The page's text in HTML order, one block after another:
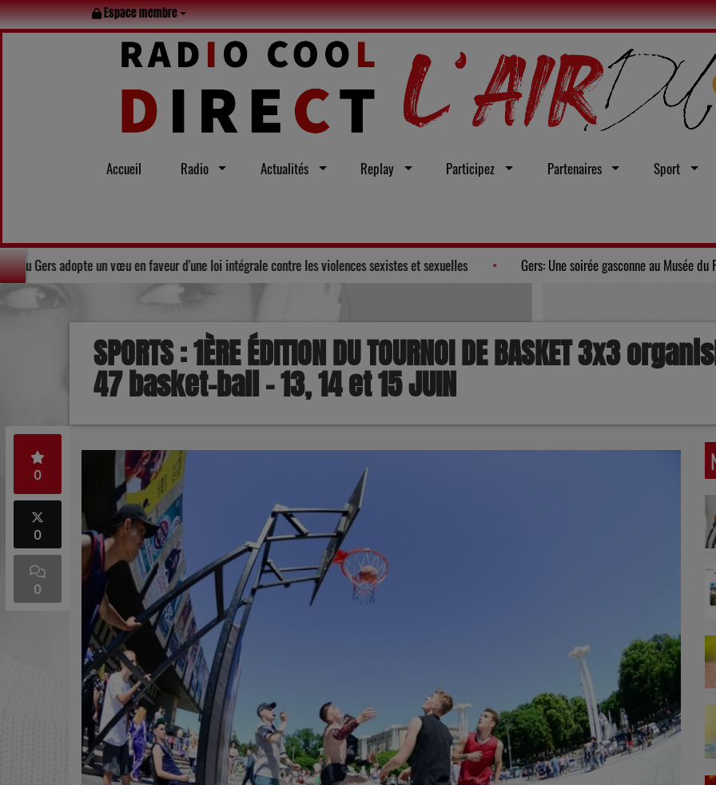
Espace membre
Accueil Radio Actualités Replay Participez Partenaires Sport
: Le Conseil départemental du Gers adopte un vœu en faveur d'une loi intégrale contre les violences sexistes et sexuelles Gers:
SPORTS : 1ÈRE ÉDITION DU TOURNOI DE BASKET 3x3
47 basket-ball – 13, 14 et 15 JUIN
0
0
0